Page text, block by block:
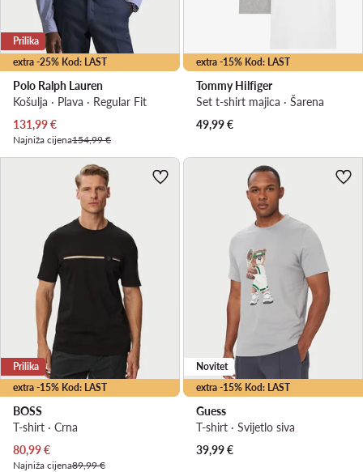
extra -25% Kod: LAST
Prilika
Polo Ralph Lauren
Košulja · Plava · Regular Fit
Trenutna cijena
131,99€
Najniža cijena154,99 €
extra -15% Kod: LAST
Tommy Hilfiger
Set t-shirt majica · Šarena
49,99€
extra -15% Kod: LAST
Prilika
BOSS
T-shirt · Crna
Trenutna cijena
80,99€
Najniža cijena89,99 €
extra -15% Kod: LAST
Novitet
Guess
T-shirt · Svijetlo siva
39,99€